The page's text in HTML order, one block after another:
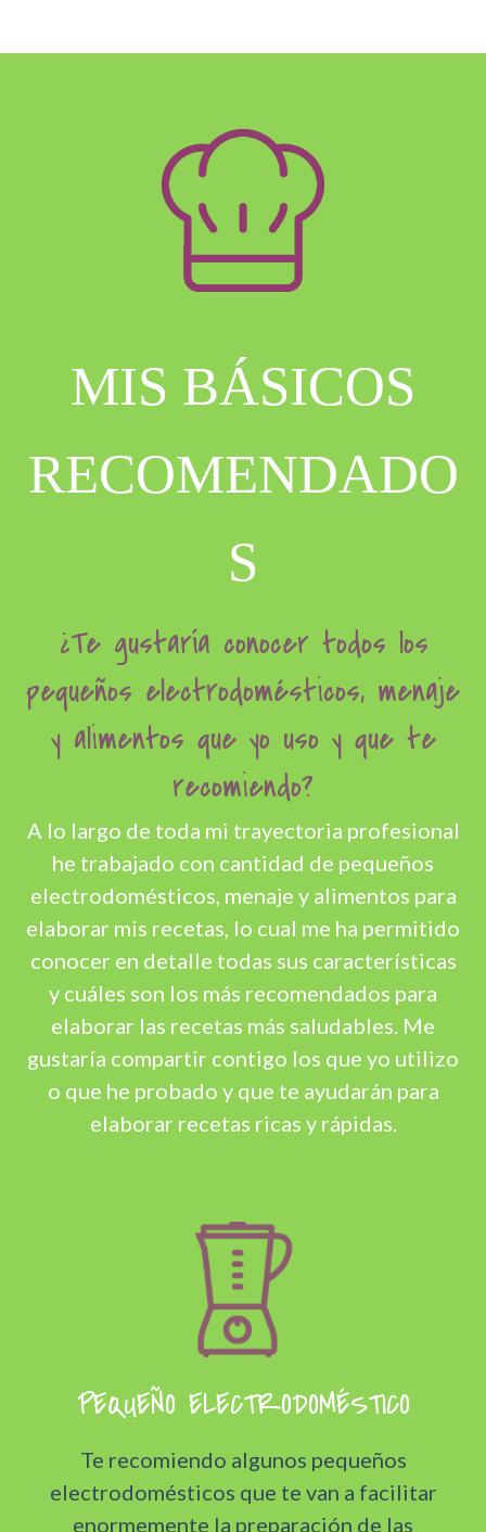
MIS BÁSICOS
RECOMENDADO
S
¿Te gustaría conocer todos los
pequeños electrodomésticos, menaje
y alimentos que yo uso y que te
recomiendo?
A lo largo de toda mi trayectoria profesional
he trabajado con cantidad de pequeños
electrodomésticos, menaje y alimentos para
elaborar mis recetas, lo cual me ha permitido
conocer en detalle todas sus características
y cuáles son los más recomendados para
elaborar las recetas más saludables. Me
gustaría compartir contigo los que yo utilizo
o que he probado y que te ayudarán para
elaborar recetas ricas y rápidas.
PEQUEÑO ELECTRODOMÉSTICO
Te recomiendo algunos pequeños
electrodomésticos que te van a facilitar
enormemente la preparación de las